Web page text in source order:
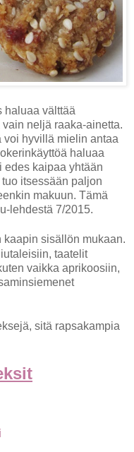
haluaa välttää
neljä raaka-ainetta.
voi hyvillä mielin antaa
haluaa
edes kaipaa yhtään
itsessään paljon
makuun. Tämä
lehdestä 7/2015.
kaapin sisällön mukaan.
taatelit
vaikka aprikoosiin,
sitä rapsakampia